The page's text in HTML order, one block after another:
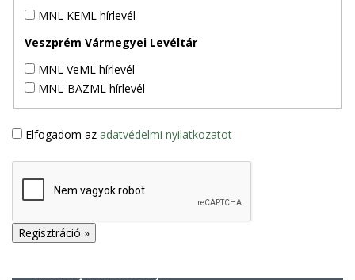
MNL KEML hírlevél
Veszprém Vármegyei Levéltár
MNL VeML hírlevél
MNL-BAZML hírlevél
Elfogadom az adatvédelmi nyilatkozatot